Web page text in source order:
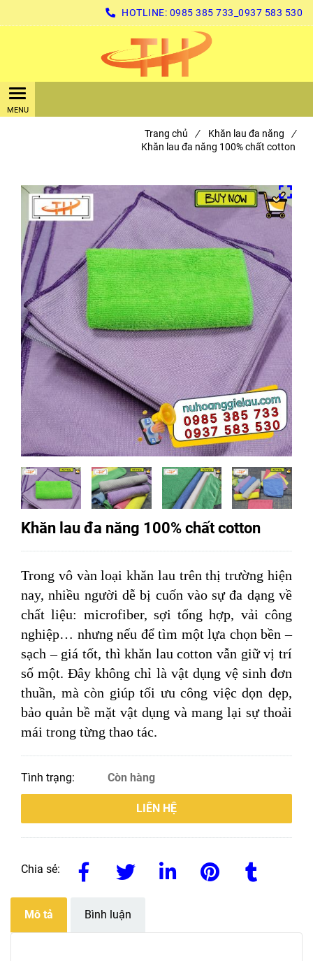
HOTLINE: 0985 385 733_0937 583 530
Trang chủ / Khăn lau đa năng
/
Khăn lau đa năng 100% chất cotton
Khăn lau đa năng 100% chất cotton
Trong vô vàn loại khăn lau trên thị trường hiện
nay, nhiều người dễ bị cuốn vào sự đa dạng về
chất liệu: microfiber, sợi tổng hợp, vải công
nghiệp… nhưng nếu để tìm một lựa chọn bền –
sạch – giá tốt, thì khăn lau cotton vẫn giữ vị trí
số một. Đây không chỉ là vật dụng vệ sinh đơn
thuần, mà còn giúp tối ưu công việc dọn dẹp,
bảo quản bề mặt vật dụng và mang lại sự thoải
mái trong từng thao tác.
Tình trạng: Còn hàng
LIÊN HỆ
Chia sẻ:
Mô tả Bình luận